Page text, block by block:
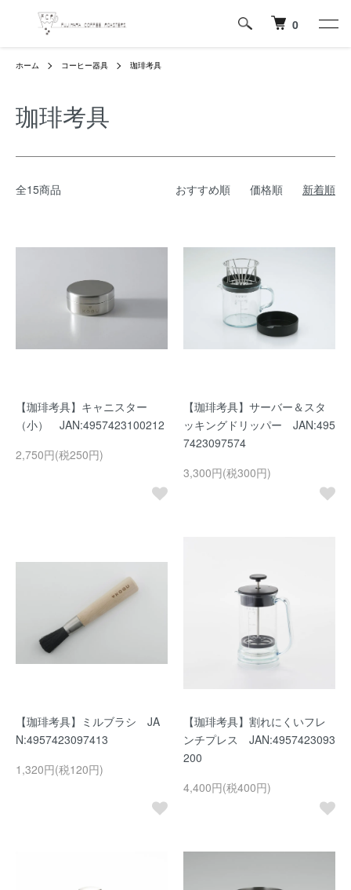
0
ホーム コーヒー器具 珈琲考具
珈琲考具
全15商品 おすすめ順 価格順 新着順
【珈琲考具】キャニスター
（小） JAN:4957423100212
2,750円(税250円)
【珈琲考具】サーバー＆スタ
ッキングドリッパー JAN:495
7423097574
3,300円(税300円)
【珈琲考具】ミルブラシ JA
N:4957423097413
1,320円(税120円)
【珈琲考具】割れにくいフレ
ンチプレス JAN:4957423093
200
4,400円(税400円)